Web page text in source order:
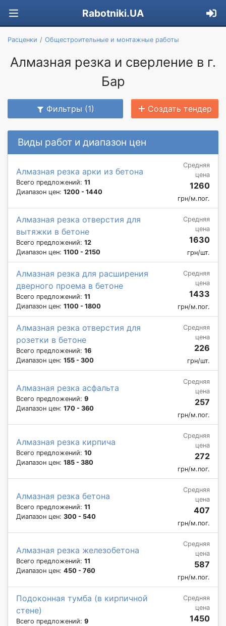
Rabotniki.UA
Расценки Общестроительные и монтажные работы
Алмазная резка и сверление в г.
Бар
Фильтры (1) Создать тендер
Виды работ и диапазон цен
Алмазная резка арки из бетона
Всего предложений: 11
Диапазон цен: 1200 - 1440
Средняя
цена
1260
грн/м.пог.
Алмазная резка отверстия для
вытяжки в бетоне
Всего предложений: 12
Диапазон цен: 1100 - 2150
Средняя
цена
1630
грн/шт.
Алмазная резка для расширения
дверного проема в бетоне
Всего предложений: 11
Диапазон цен: 1100 - 1800
Средняя
цена
1433
грн/м.пог.
Алмазная резка отверстия для
розетки в бетоне
Всего предложений: 16
Диапазон цен: 155 - 300
Средняя
цена
226
грн/шт.
Алмазная резка асфальта
Всего предложений: 9
Диапазон цен: 170 - 360
Средняя
цена
257
грн/м.пог.
Алмазная резка кирпича
Всего предложений: 10
Диапазон цен: 185 - 380
Средняя
цена
272
грн/м.пог.
Алмазная резка бетона
Всего предложений: 11
Диапазон цен: 300 - 540
Средняя
цена
407
грн/м.пог.
Алмазная резка железобетона
Всего предложений: 11
Диапазон цен: 450 - 760
Средняя
цена
587
грн/м.пог.
Подоконная тумба (в кирпичной
стене)
Всего предложений: 9
Средняя
цена
1450